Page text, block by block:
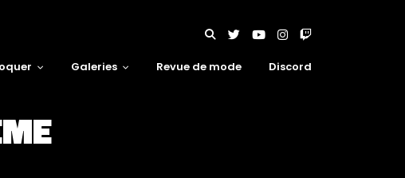
Galeries Revue de mode Discord